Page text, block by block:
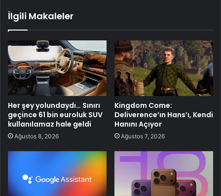
İlgili Makaleler
Her şey yolundaydı… Sınırı
geçince 61 bin euroluk SUV
kullanılamaz hale geldi
Ağustos 8, 2026
Kingdom Come:
Deliverence’ın Hans’ı, Kendi
Hanını Açıyor
Ağustos 7, 2026